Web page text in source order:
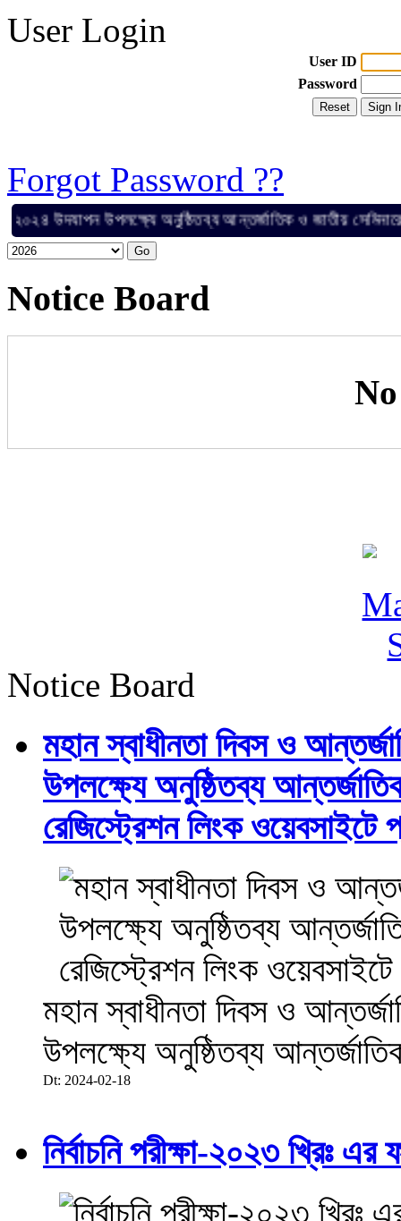
User Login
User ID
Password
Forgot Password ??
উদযাপন উপলক্ষ্যে অনুষ্ঠিতব্য আন্তর্জাতিক ও জাতীয় সেমিনারের
Notice Board
Notice Board
মহান স্বাধীনতা দিবস ও
উপলক্ষ্যে অনুষ্ঠিতব্য
রেজিস্ট্রেশন লিংক ওয়েবসাইটে
মহান স্বাধীনতা দিবস ও
উপলক্ষ্যে অনুষ্ঠিতব্য
Dt: 2024-02-18
নির্বাচনি পরীক্ষা-২০২৩ খ্রিঃ